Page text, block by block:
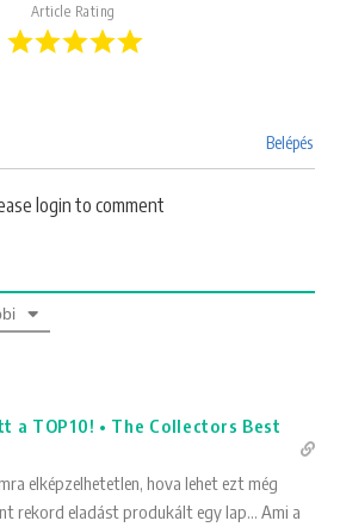
Article Rating
Belépés
login to comment
a TOP10! • The Collectors Best
elképzelhetetlen, hova lehet ezt még
rekord eladást produkált egy lap… Ami a